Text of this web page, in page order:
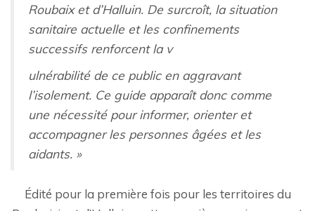
Roubaix et d’Halluin. De surcroît, la situation
sanitaire actuelle et les confinements
successifs renforcent la v
ulnérabilité de ce public en aggravant
l’isolement. Ce guide apparaît donc comme
une nécessité pour informer, orienter et
accompagner les personnes âgées et les
aidants. »
Édité pour la première fois pour les territoires du